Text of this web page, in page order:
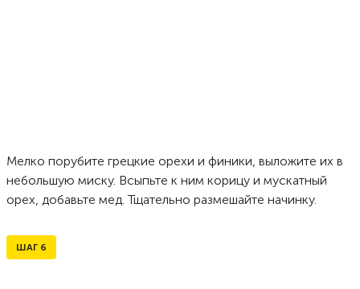
Мелко порубите грецкие орехи и финики, выложите их в
небольшую миску. Всыпьте к ним корицу и мускатный
орех, добавьте мед. Тщательно размешайте начинку.
ШАГ 6